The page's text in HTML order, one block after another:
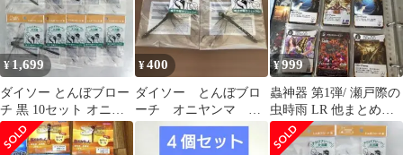
¥ 1,699
ダイソー とんぼブロー
チ 黒 10セット オニヤ
ンマ 虫除け
¥400
ダイソー とんぼブロ
ーチ オニヤンマ キ
ャンプ アウトドア
虫除け 2個セット
¥999
蟲神器 第1弾/ 瀬戸際の
虫時雨 LR 他まとめ売
り